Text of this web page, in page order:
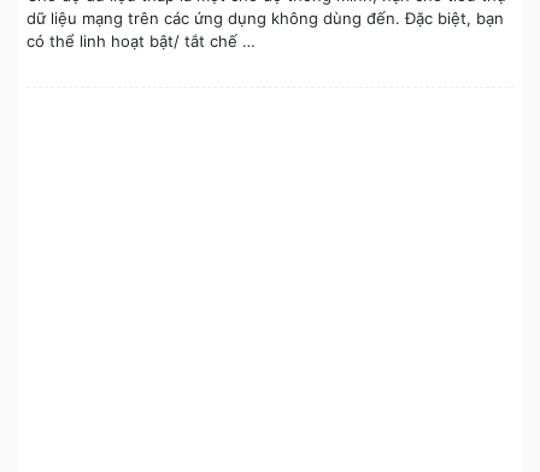
dữ liệu mạng trên các ứng dụng không dùng đến. Đặc biệt, bạn
có thể linh hoạt bật/ tắt chế …